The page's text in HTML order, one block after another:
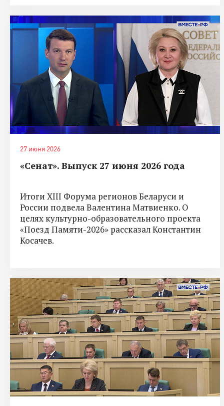
27 июня 2026
«Сенат». Выпуск 27 июня 2026 года
Итоги XIII Форума регионов Беларуси и
России подвела Валентина Матвиенко. О
целях культурно-образовательного проекта
«Поезд Памяти-2026» рассказал Константин
Косачев.